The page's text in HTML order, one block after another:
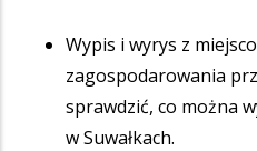
Wypis i wyrys z
zagospodarowania
sprawdzić, co można
w Suwałkach.